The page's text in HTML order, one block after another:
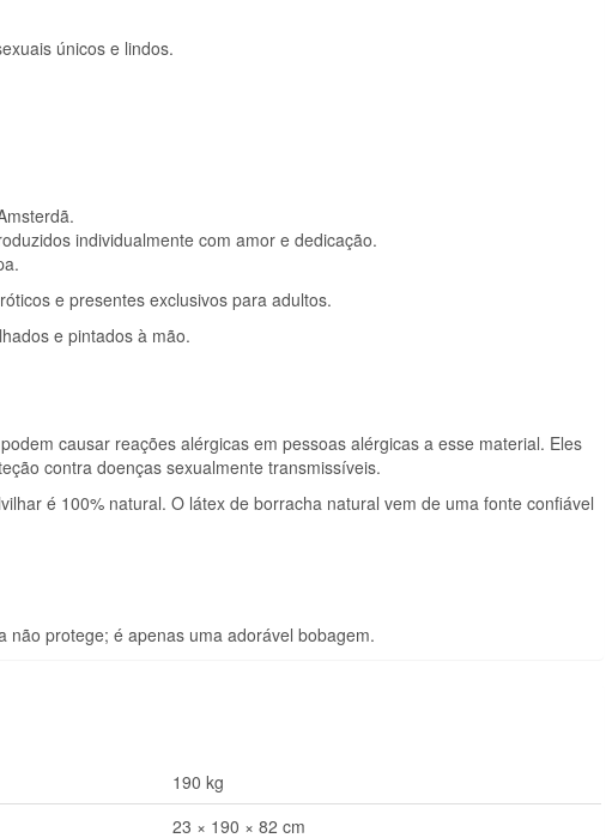
únicos e lindos.
individualmente com amor e dedicação.
e presentes exclusivos para adultos.
e pintados à mão.
causar reações alérgicas em pessoas alérgicas a esse material. Eles
contra doenças sexualmente transmissíveis.
é 100% natural. O látex de borracha natural vem de uma fonte confiável
não protege; é apenas uma adorável bobagem.
190 kg
23 × 190 × 82 cm